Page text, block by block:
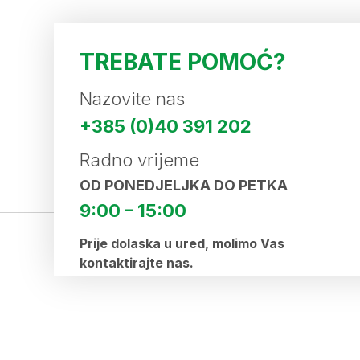
TREBATE POMOĆ?
Nazovite nas
+385 (0)40 391 202
Radno vrijeme
OD PONEDJELJKA DO PETKA
9:00 – 15:00
Prije dolaska u ured, molimo Vas
kontaktirajte nas.